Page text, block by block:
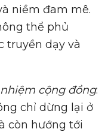
niềm đam mê.
thể phủ
truyền dạy và
cộng đồng:
chỉ dừng lại ở
còn hướng tới